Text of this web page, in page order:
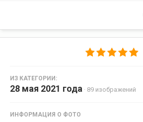
ИЗ КАТЕГОРИИ:
28 мая 2021 года · 89 изображений
ИНФОРМАЦИЯ О ФОТО